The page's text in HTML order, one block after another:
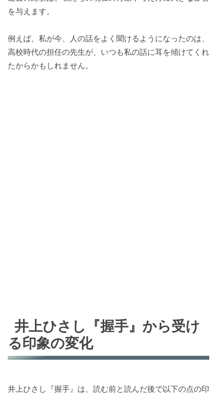
を与えます。
例えば、私が今、人の話をよく聞けるようになったのは、
高校時代の担任の先生が、いつも私の話に耳を傾けてくれ
たからかもしれません。
井上ひさし『握手』から受け
る印象の変化
井上ひさし『握手』は、読む前と読んだ後で以下の点の印